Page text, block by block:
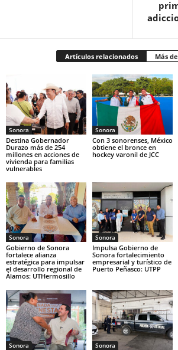
Artículos relacionados Más
Sonora
Destina Gobernador
Durazo más de 254
millones en acciones de
vivienda para familias
vulnerables
Sonora
Con 3 sonorenses, México
obtiene el bronce en
hockey varonil de JCC
Sonora
Gobierno de Sonora
fortalece alianza
estratégica para impulsar
el desarrollo regional de
Álamos: UTHermosillo
Sonora
Impulsa Gobierno de
Sonora fortalecimiento
empresarial y turístico de
Puerto Peñasco: UTPP
Sonora Sonora